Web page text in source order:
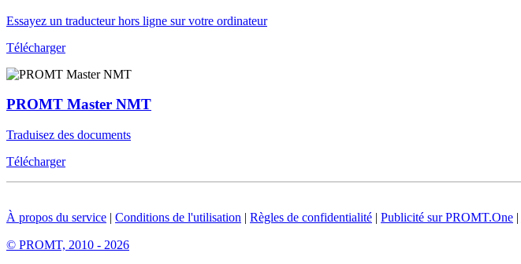
Essayez un traducteur hors ligne sur votre ordinateur
Télécharger
PROMT Master NMT
Traduisez des documents
Télécharger
À propos du service | Conditions de l'utilisation | Règles de confidentialité | Publicité sur PROMT.One |
© PROMT, 2010 - 2026